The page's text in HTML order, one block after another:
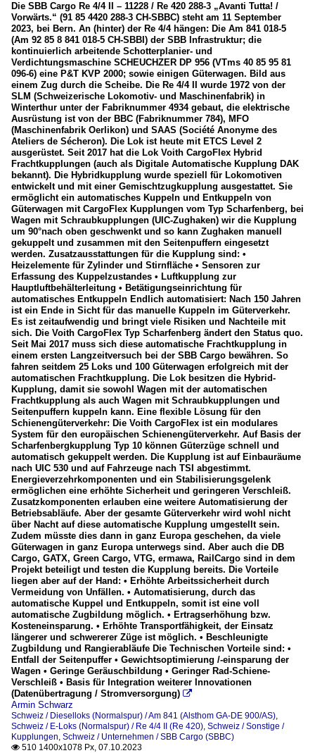
Die SBB Cargo Re 4/4 II – 11228 / Re 420 288-3 „Avanti Tutta! /
Vorwärts.“ (91 85 4420 288-3 CH-SBBC) steht am 11 September
2023, bei Bern. An (hinter) der Re 4/4 hängen: Die Am 841 018-5
(Am 92 85 8 841 018-5 CH-SBBI) der SBB Infrastruktur; die
kontinuierlich arbeitende Schotterplanier- und
Verdichtungsmaschine SCHEUCHZER DP 956 (VTms 40 85 95 81
096-6) eine P&T KVP 2000; sowie einigen Güterwagen. Bild aus
einem Zug durch die Scheibe. Die Re 4/4 II wurde 1972 von der
SLM (Schweizerische Lokomotiv- und Maschinenfabrik) in
Winterthur unter der Fabriknummer 4934 gebaut, die elektrische
Ausrüstung ist von der BBC (Fabriknummer 784), MFO
(Maschinenfabrik Oerlikon) und SAAS (Société Anonyme des
Ateliers de Sécheron). Die Lok ist heute mit ETCS Level 2
ausgerüstet. Seit 2017 hat die Lok Voith CargoFlex Hybrid
Frachtkupplungen (auch als Digitale Automatische Kupplung DAK
bekannt). Die Hybridkupplung wurde speziell für Lokomotiven
entwickelt und mit einer Gemischtzugkupplung ausgestattet. Sie
ermöglicht ein automatisches Kuppeln und Entkuppeln von
Güterwagen mit CargoFlex Kupplungen vom Typ Scharfenberg, bei
Wagen mit Schraubkupplungen (UIC-Zughaken) wir die Kupplung
um 90°nach oben geschwenkt und so kann Zughaken manuell
gekuppelt und zusammen mit den Seitenpuffern eingesetzt
werden. Zusatzausstattungen für die Kupplung sind: •
Heizelemente für Zylinder und Stirnfläche • Sensoren zur
Erfassung des Kuppelzustandes • Luftkupplung zur
Hauptluftbehälterleitung • Betätigungseinrichtung für
automatisches Entkuppeln Endlich automatisiert: Nach 150 Jahren
ist ein Ende in Sicht für das manuelle Kuppeln im Güterverkehr.
Es ist zeitaufwendig und bringt viele Risiken und Nachteile mit
sich. Die Voith CargoFlex Typ Scharfenberg ändert den Status quo.
Seit Mai 2017 muss sich diese automatische Frachtkupplung in
einem ersten Langzeitversuch bei der SBB Cargo bewähren. So
fahren seitdem 25 Loks und 100 Güterwagen erfolgreich mit der
automatischen Frachtkupplung. Die Lok besitzen die Hybrid-
Kupplung, damit sie sowohl Wagen mit der automatischen
Frachtkupplung als auch Wagen mit Schraubkupplungen und
Seitenpuffern kuppeln kann. Eine flexible Lösung für den
Schienengüterverkehr: Die Voith CargoFlex ist ein modulares
System für den europäischen Schienengüterverkehr. Auf Basis der
Scharfenbergkupplung Typ 10 können Güterzüge schnell und
automatisch gekuppelt werden. Die Kupplung ist auf Einbauräume
nach UIC 530 und auf Fahrzeuge nach TSI abgestimmt.
Energieverzehrkomponenten und ein Stabilisierungsgelenk
ermöglichen eine erhöhte Sicherheit und geringeren Verschleiß.
Zusatzkomponenten erlauben eine weitere Automatisierung der
Betriebsabläufe. Aber der gesamte Güterverkehr wird wohl nicht
über Nacht auf diese automatische Kupplung umgestellt sein.
Zudem müsste dies dann in ganz Europa geschehen, da viele
Güterwagen in ganz Europa unterwegs sind. Aber auch die DB
Cargo, GATX, Green Cargo, VTG, ermawa, RailCargo sind in dem
Projekt beteiligt und testen die Kupplung bereits. Die Vorteile
liegen aber auf der Hand: • Erhöhte Arbeitssicherheit durch
Vermeidung von Unfällen. • Automatisierung, durch das
automatische Kuppel und Entkuppeln, somit ist eine voll
automatische Zugbildung möglich. • Ertragserhöhung bzw.
Kosteneinsparung. • Erhöhte Transportfähigkeit, der Einsatz
längerer und schwererer Züge ist möglich. • Beschleunigte
Zugbildung und Rangierabläufe Die Technischen Vorteile sind: •
Entfall der Seitenpuffer • Gewichtsoptimierung /-einsparung der
Wagen • Geringe Geräuschbildung • Geringer Rad-Schiene-
Verschleiß • Basis für Integration weiterer Innovationen
(Datenübertragung / Stromversorgung) 
Armin Schwarz
Schweiz / Dieselloks (Normalspur) / Am 841 (Alsthom GA-DE 900/AS),
Schweiz / E-Loks (Normalspur) / Re 4/4 II (Re 420), Schweiz / Sonstige /
Kupplungen, Schweiz / Unternehmen / SBB Cargo (SBBC)
 510 1400x1078 Px, 07.10.2023